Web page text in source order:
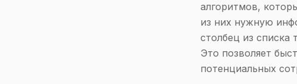
алгоритмов,
из них нужную
столбец из списка
Это позволяет
потенциальных